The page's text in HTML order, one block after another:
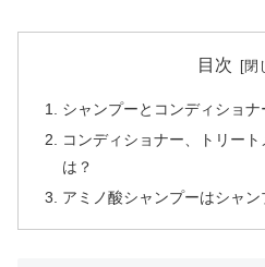
目次
シャンプーとコンディショ
コンディショナー、トリー
は？
アミノ酸シャンプーはシャン